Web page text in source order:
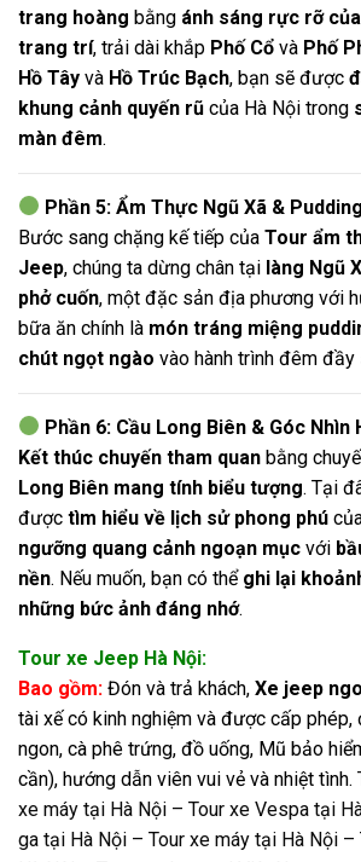
trang hoàng bằng ánh sáng rực rỡ
trang trí, trải dài khắp Phố Cổ và Phố
Hồ Tây và Hồ Trúc Bạch, bạn sẽ được
khung cảnh quyến rũ của Hà Nội trong
màn đêm.
Phần 5: Ẩm Thực Ngũ Xã &
Bước sang chặng kế tiếp của Tour ẩm
Jeep, chúng ta dừng chân tại làng Ngũ
phở cuốn, một đặc sản địa phương với
bữa ăn chính là món tráng miệng
chút ngọt ngào vào hành trình đêm đầy
Phần 6: Cầu Long Biên & Góc Nhìn
Kết thúc chuyến tham quan bằng
Long Biên mang tính biểu tượng. Tại
được tìm hiểu về lịch sử phong phú
ngưỡng quang cảnh ngoạn mục với
nền. Nếu muốn, bạn có thể ghi lại
những bức ảnh đáng nhớ.
Tour xe Jeep Hà Nội:
Bao gồm: Đón và trả khách, Xe jeep
tài xế có kinh nghiệm và được cấp
ngon, cà phê trứng, đồ uống, Mũ bảo
cần), hướng dẫn viên vui vẻ và nhiệt tình.
xe máy tại Hà Nội – Tour xe Vespa tại
ga tại Hà Nội – Tour xe máy tại Hà Nội